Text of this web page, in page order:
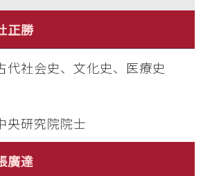
正勝
代社会史、文化史、医療史
央研究院院士
廣達